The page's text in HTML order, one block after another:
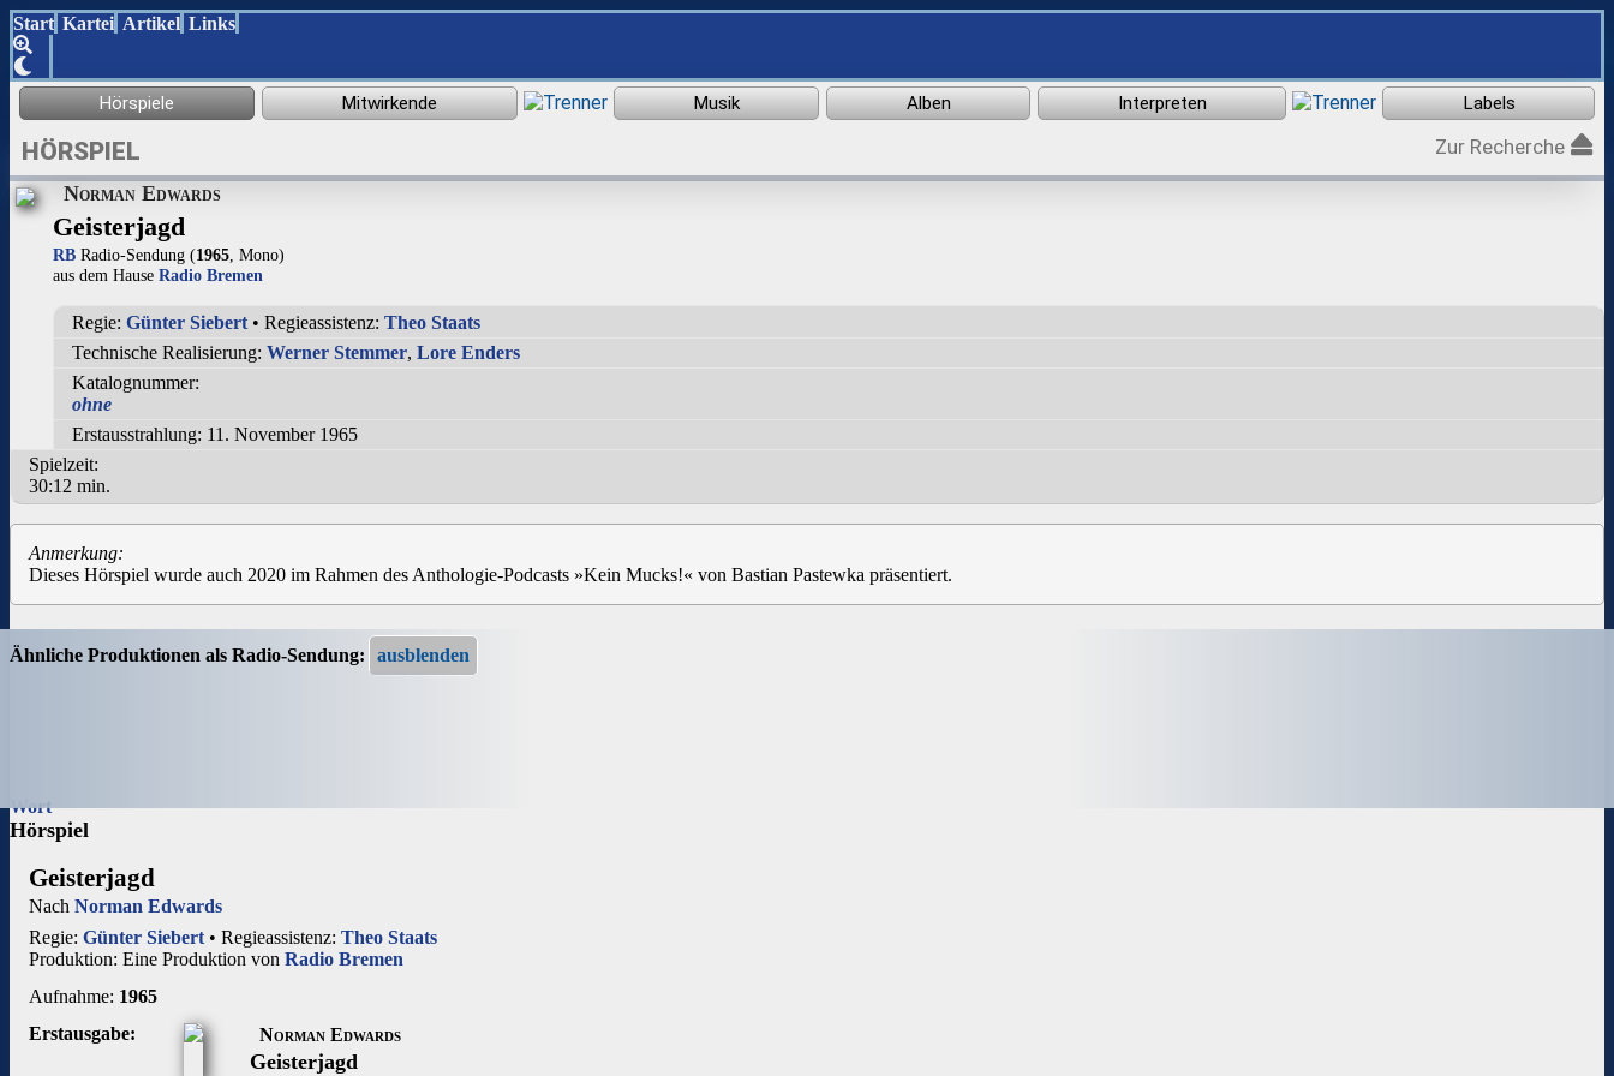
Start Kartei Artikel Links
HÖRSPIEL Zur Recherche
Norman Edwards
Geisterjagd
RB Radio-Sendung (1965 , Mono)
aus dem Hause Radio Bremen
Regie: Günter Siebert • Regieassistenz: Theo Staats
Technische Realisierung: Werner Stemmer, Lore Enders
Katalognummer:
ohne
Erstausstrahlung: 11. November 1965
Spielzeit:
30:12 min.
Anmerkung:
Dieses Hörspiel wurde auch 2020 im Rahmen des Anthologie-Podcasts »Kein Mucks!« von Bastian Pastewka präsentiert.
Ähnliche Produktionen als Radio-Sendung:
Wort
Hörspiel
Geisterjagd
Nach Norman Edwards
Regie: Günter Siebert • Regieassistenz: Theo Staats
Produktion: Eine Produktion von Radio Bremen
Aufnahme: 1965
Erstausgabe:
Norman Edwards
Geisterjagd